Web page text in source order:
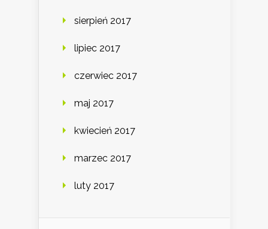
sierpień 2017
lipiec 2017
czerwiec 2017
maj 2017
kwiecień 2017
marzec 2017
luty 2017